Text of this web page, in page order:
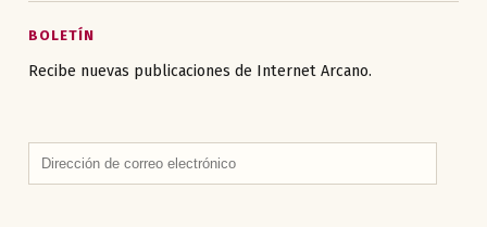
BOLETÍN
Recibe nuevas publicaciones de Internet Arcano.
Dirección
de